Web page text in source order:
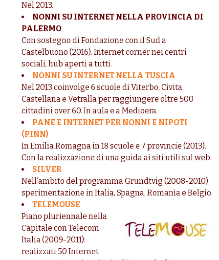
Nel 2013.
NONNI SU INTERNET NELLA PROVINCIA DI
PALERMO
Con sostegno di Fondazione con il Sud a
Castelbuono (2016). Internet corner nei centri
sociali, hub aperti a tutti.
NONNI SU INTERNET NELLA TUSCIA
Nel 2013 coinvolge 6 scuole di Viterbo, Civita
Castellana e Vetralla per raggiungere oltre 500
cittadini over 60. In aula e a Medioera.
PANE E INTERNET PER NONNI E NIPOTI
(PINN)
In Emilia Romagna in 18 scuole e 7 provincie (2013).
Con la realizzazione di una guida ai siti utili sul web.
SILVER
Nell’ambito del programma Grundtvig (2008-2010)
sperimentazione in Italia, Spagna, Romania e Belgio.
TELEMOUSE
Piano pluriennale nella
Capitale con Telecom
Italia (2009-2011):
realizzati 50 Internet